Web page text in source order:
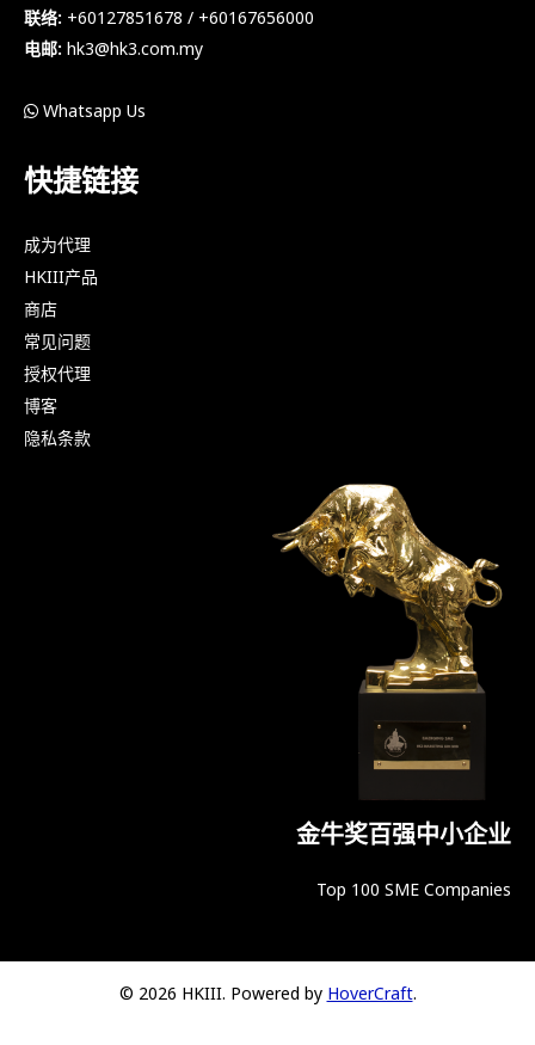
联络: +60127851678 / +60167656000
电邮: hk3@hk3.com.my
Whatsapp Us
快捷链接
成为代理
HKIII产品
商店
常见问题
授权代理
博客
隐私条款
金牛奖百强中小企业
Top 100 SME Companies
© 2026 HKIII. Powered by HoverCraft.